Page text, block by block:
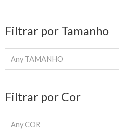
Filtrar por Tamanho
Any TAMANHO
Filtrar por Cor
Any COR